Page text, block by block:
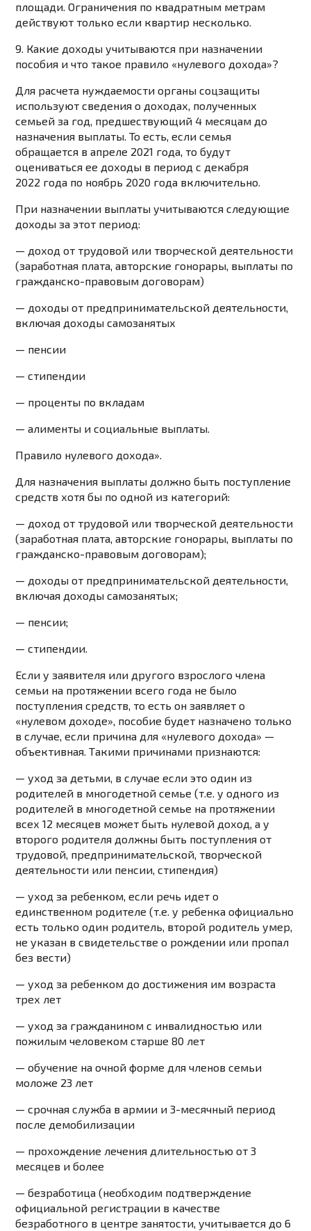
площади. Ограничения по квадратным метрам
действуют только если квартир несколько.
9. Какие доходы учитываются при назначении
пособия и что такое правило «нулевого дохода»?
Для расчета нуждаемости органы соцзащиты
используют сведения о доходах, полученных
семьей за год, предшествующий 4 месяцам до
назначения выплаты. То есть, если семья
обращается в апреле 2021 года, то будут
оцениваться ее доходы в период с декабря
2022 года по ноябрь 2020 года включительно.
При назначении выплаты учитываются следующие
доходы за этот период:
— доход от трудовой или творческой деятельности
(заработная плата, авторские гонорары, выплаты по
гражданско-правовым договорам)
— доходы от предпринимательской деятельности,
включая доходы самозанятых
— пенсии
— стипендии
— проценты по вкладам
— алименты и социальные выплаты.
Правило нулевого дохода».
Для назначения выплаты должно быть поступление
средств хотя бы по одной из категорий:
— доход от трудовой или творческой деятельности
(заработная плата, авторские гонорары, выплаты по
гражданско-правовым договорам);
— доходы от предпринимательской деятельности,
включая доходы самозанятых;
— пенсии;
— стипендии.
Если у заявителя или другого взрослого члена
семьи на протяжении всего года не было
поступления средств, то есть он заявляет о
«нулевом доходе», пособие будет назначено только
в случае, если причина для «нулевого дохода» —
объективная. Такими причинами признаются:
— уход за детьми, в случае если это один из
родителей в многодетной семье (т.е. у одного из
родителей в многодетной семье на протяжении
всех 12 месяцев может быть нулевой доход, а у
второго родителя должны быть поступления от
трудовой, предпринимательской, творческой
деятельности или пенсии, стипендия)
— уход за ребенком, если речь идет о
единственном родителе (т.е. у ребенка официально
есть только один родитель, второй родитель умер,
не указан в свидетельстве о рождении или пропал
без вести)
— уход за ребенком до достижения им возраста
трех лет
— уход за гражданином с инвалидностью или
пожилым человеком старше 80 лет
— обучение на очной форме для членов семьи
моложе 23 лет
— срочная служба в армии и 3-месячный период
после демобилизации
— прохождение лечения длительностью от 3
месяцев и более
— безработица (необходим подтверждение
официальной регистрации в качестве
безработного в центре занятости, учитывается до 6